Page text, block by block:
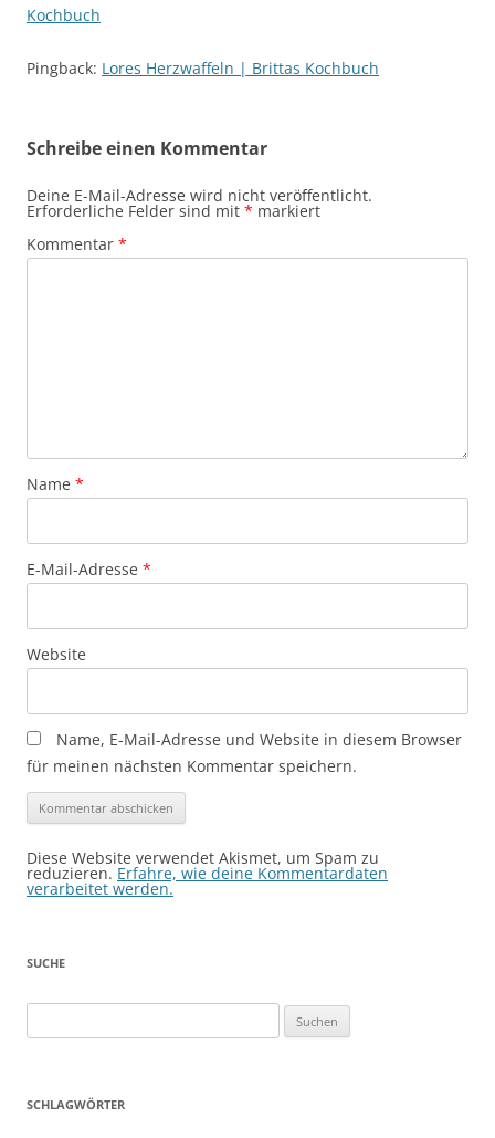
Kochbuch
Pingback: Lores Herzwaffeln | Brittas Kochbuch
Schreibe einen Kommentar
Deine E-Mail-Adresse wird nicht veröffentlicht.
Erforderliche Felder sind mit * markiert
Kommentar *
Name *
E-Mail-Adresse *
Website
Name, E-Mail-Adresse und Website in diesem Browser
für meinen nächsten Kommentar speichern.
Diese Website verwendet Akismet, um Spam zu
reduzieren. Erfahre, wie deine Kommentardaten
verarbeitet werden.
SUCHE
nach:
SCHLAGWÖRTER